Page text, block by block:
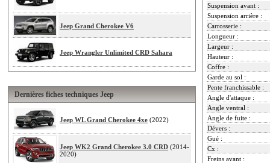
Jeep Grand Cherokee V6
Jeep Wrangler Unlimited CRD Sahara
Dernières fiches techniques Jeep
Jeep WL Grand Cherokee 4xe (2022)
Jeep WK2 Grand Cherokee 3.0 CRD (2014-
2020)
Suspension avant :
Suspension arrière :
Carrosserie :
Longueur :
Largeur :
Hauteur :
Coffre :
Garde au sol :
Pente franchissable :
Angle d'attaque :
Angle ventral :
Angle de fuite :
Dévers :
Gué :
Cx :
Freins avant :